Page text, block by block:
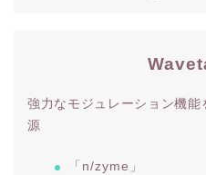
強力なモジュレーション機
源
「n/zyme」